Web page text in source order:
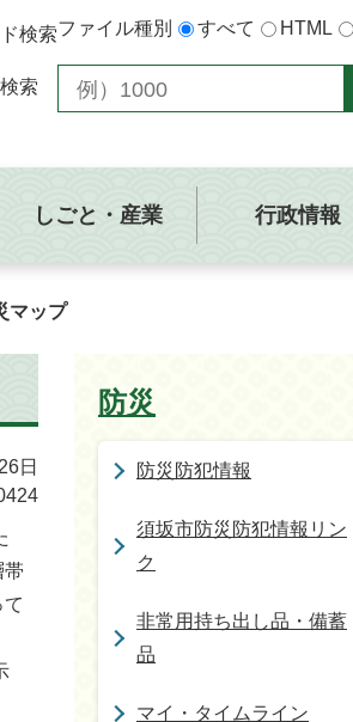
検索ファイル種別 すべて HTML
索
しごと・産業 行政情報
マップ
日
帯
防災
防災防犯情報
須坂市防災防犯情報リン
ク
非常用持ち出し品・備蓄
品
マイ・タイムライン